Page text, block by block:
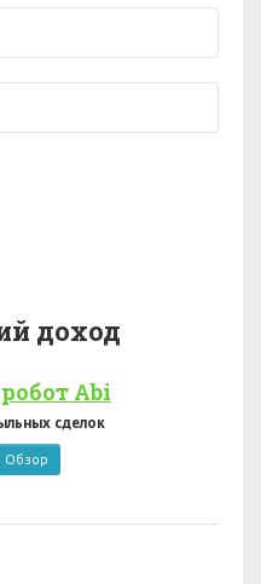
доход
Abi
сделок
Обзор